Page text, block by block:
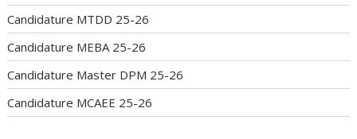
Candidature MTDD 25-26
Candidature MEBA 25-26
Candidature Master DPM 25-26
Candidature MCAEE 25-26